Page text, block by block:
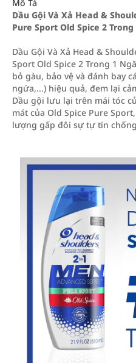
Mô Tả
Dầu Gội Và Xả Head &
Pure Sport Old Spice 2
Dầu Gội Và Xả Head &
Sport Old Spice 2 Trong 1
bỏ gàu, bảo vệ và đánh bay
ngứa,...) hiệu quả, đem lại
Dầu gội lưu lại trên mái tóc
mát của Old Spice Pure
lượng gấp đôi sự tự tin